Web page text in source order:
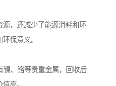
源，还减少了能源消耗和环
保意义。
镍、铬等贵重金属，回收后